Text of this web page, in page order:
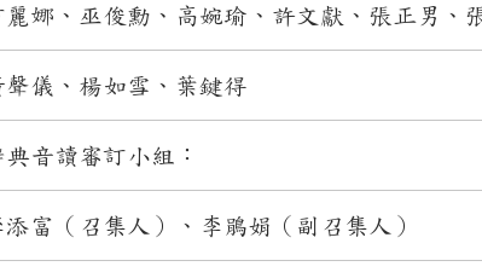
娜、巫俊勳、高婉瑜、許文獻、張
、楊如雪、葉鍵得
讀審訂小組：
（召集人）、李鵑娟（副召集人）